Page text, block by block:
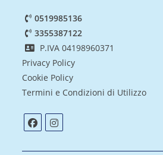
0519985136
3355387122
P.IVA 04198960371
Privacy Policy
Cookie Policy
Termini e Condizioni di Utilizzo